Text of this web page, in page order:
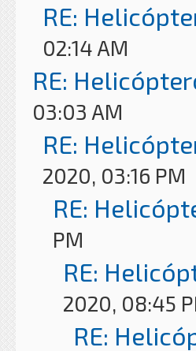
RE:
02:14 AM
RE:
03:03 AM
RE:
2020, 03:16 PM
RE:
PM
RE:
2020, 08:45
RE: